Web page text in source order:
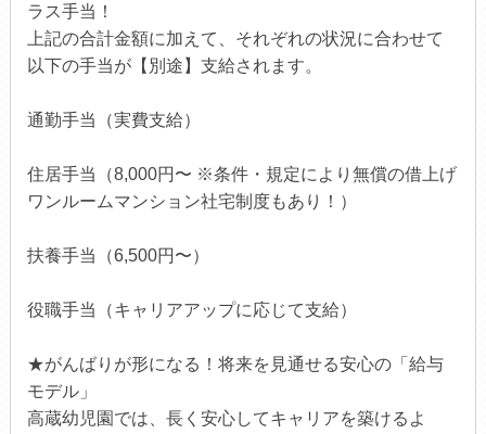
ラス手当！
上記の合計金額に加えて、それぞれの状況に合わせて
以下の手当が【別途】支給されます。
通勤手当（実費支給）
住居手当（8,000円〜 ※条件・規定により無償の借上げ
ワンルームマンション社宅制度もあり！）
扶養手当（6,500円〜）
役職手当（キャリアアップに応じて支給）
★がんばりが形になる！将来を見通せる安心の「給与
モデル」
高蔵幼児園では、長く安心してキャリアを築けるよ